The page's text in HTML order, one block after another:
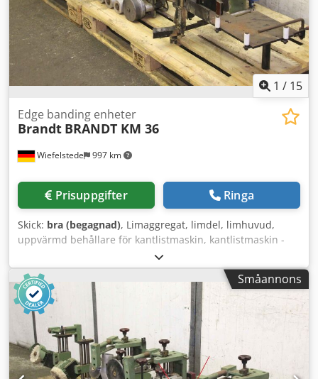
1 / 15
Wiefelstede 997 km
Edge banding enheter
Brandt BRANDT KM 36
Prisuppgifter Ringa
Skick: bra (begagnad), Limaggregat, limdel, limhuvud,
uppvärmd behållare för kantlistmaskin, kantlistmaskin -
Tillverkare: Brandt, aggregat från kantlistmaskinen
BRANDT KM 36 -Enskilda komponenter: se bilder Dedpfx
Asgylrdsatsck -Pris/försäljning: komplett -Totala mått:
1200/800/H530 mm -Total vikt: 122 kg
Småannons